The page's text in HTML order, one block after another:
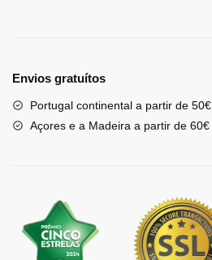
Envios gratuítos
Portugal continental a partir de 50€
Açores e a Madeira a partir de 60€